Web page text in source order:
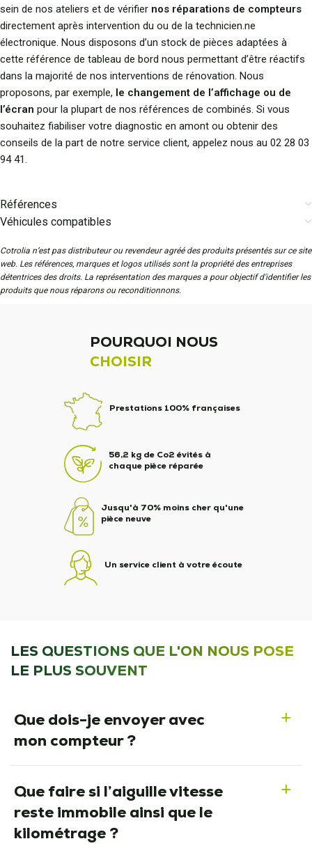
sein de nos ateliers et de vérifier nos réparations de compteurs
directement après intervention du ou de la technicien.ne
électronique. Nous disposons d’un stock de pièces adaptées à
cette référence de tableau de bord nous permettant d’être réactifs
dans la majorité de nos interventions de rénovation. Nous
proposons, par exemple, le changement de l’affichage ou de
l’écran pour la plupart de nos références de combinés. Si vous
souhaitez fiabiliser votre diagnostic en amont ou obtenir des
conseils de la part de notre service client, appelez nous au 02 28 03
94 41.
Références
Véhicules compatibles
Cotrolia n’est pas distributeur ou revendeur agréé des produits présentés sur ce site
web. Les références, marques et logos utilisés sont la propriété des entreprises
détentrices des droits. La représentation des marques a pour objectif d'identifier les
produits que nous réparons ou reconditionnons.
POURQUOI NOUS
CHOISIR
Prestations 100% françaises
56,2 kg de Co2 évités à
chaque pièce réparée
Jusqu'à 70% moins cher qu'une
pièce neuve
Un service client à votre écoute
LES QUESTIONS QUE L'ON NOUS POSE
LE PLUS SOUVENT
a
Que dois-je envoyer avec
mon compteur ?
a
Que faire si l’aiguille vitesse
reste immobile ainsi que le
kilométrage ?